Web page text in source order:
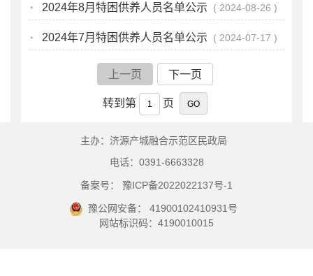
· 2024年8月特困供养人员名单公示 2024-08-26
· 2024年7月特困供养人员名单公示 2024-07-17
上一页 下一页
转到第 页
主办：济源产城融合示范区民政局
电话：0391-6663328
备案号： 豫ICP备2022022137号-1
豫公网安备： 41900102410931号
网站标识码：4190010015